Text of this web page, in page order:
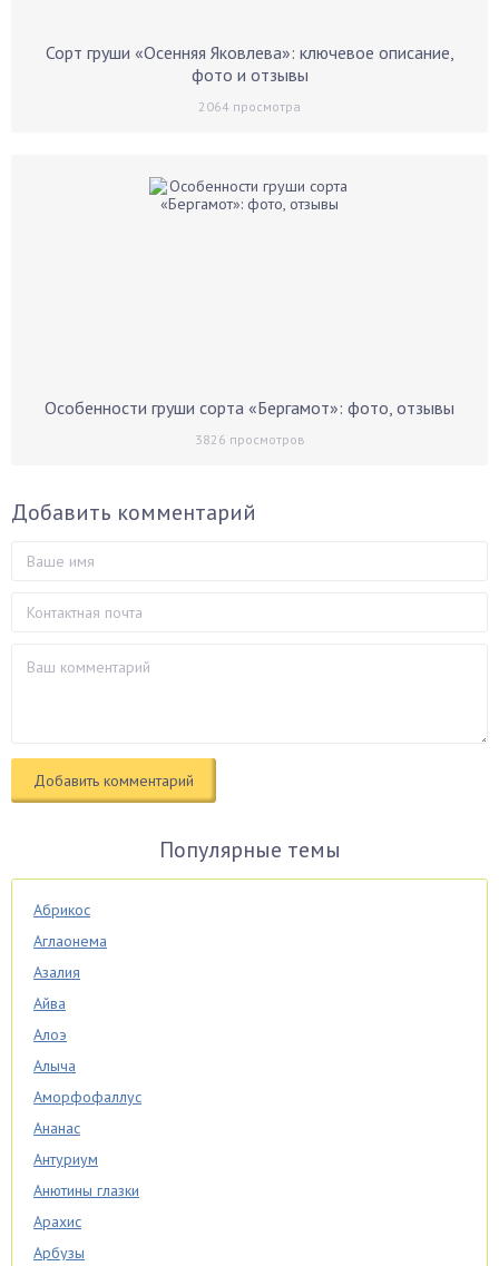
Сорт груши «Осенняя Яковлева»: ключевое описание,
фото и отзывы
2064 просмотра
Особенности груши сорта «Бергамот»: фото, отзывы
3826 просмотров
Добавить комментарий
Популярные темы
Абрикос
Аглаонема
Азалия
Айва
Алоэ
Алыча
Аморфофаллус
Ананас
Антуриум
Анютины глазки
Арахис
Арбузы